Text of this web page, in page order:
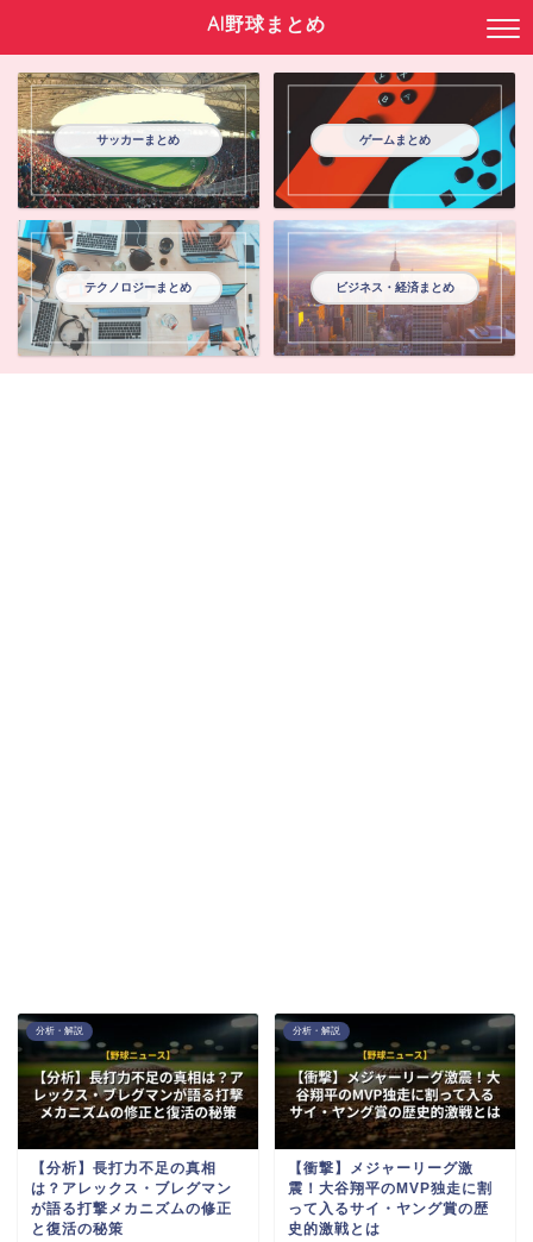
AI野球まとめ
サッカーまとめ ゲームまとめ
テクノロジーまとめ ビジネス・経済まとめ
分析・解説
【分析】長打力不足の真相
は？アレックス・ブレグマン
が語る打撃メカニズムの修正
と復活の秘策
分析・解説
【衝撃】メジャーリーグ激
震！大谷翔平のMVP独走に割
って入るサイ・ヤング賞の歴
史的激戦とは